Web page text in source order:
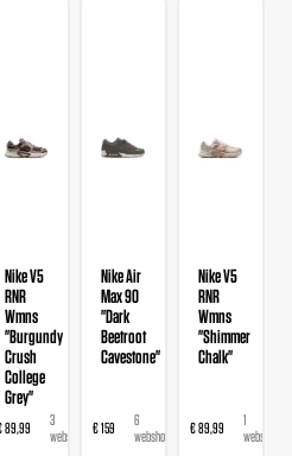
Nike V5
RNR
Wmns
"Burgundy
Crush
College
Grey"
89,99
3
webshops
Nike Air
Max 90
"Dark
Beetroot
Cavestone"
€ 159
6
webshops
Nike V5
RNR
Wmns
"Shimmer
Chalk"
€ 89,99
1
webshop